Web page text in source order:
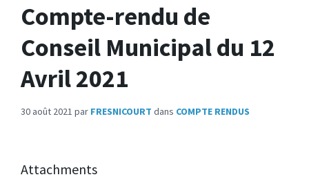
Compte-rendu de
Conseil Municipal du 12
Avril 2021
30 août 2021 par FRESNICOURT dans COMPTE RENDUS
Attachments